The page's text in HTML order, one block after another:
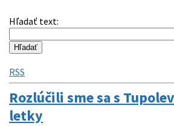
Hľadať text:
RSS
Rozlúčili sme sa s
letky